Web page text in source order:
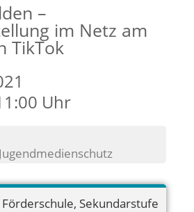
–
im Netz am
TikTok
Uhr
Förderschule, Sekundarstufe